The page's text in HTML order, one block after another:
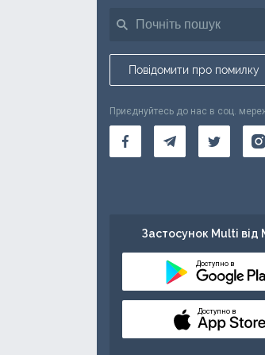
Повідомити про помилку
Приєднуйтесь до нас в соц.
Застосунок Multi від
Доступно в
Доступно в